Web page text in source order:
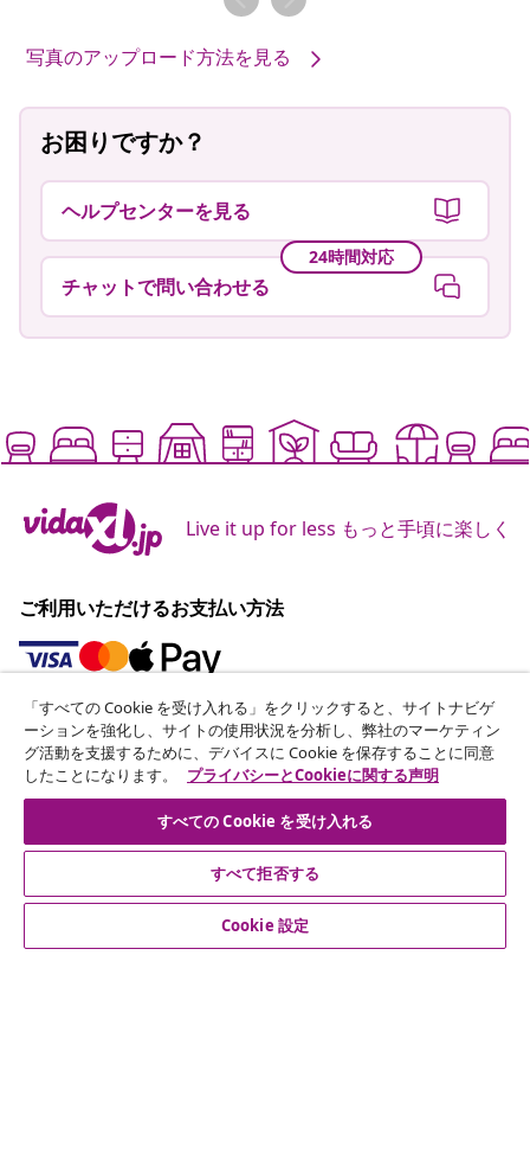
写真のアップロード方法を見る
お困りですか？
ヘルプセンターを見る
24時間対応
チャットで問い合わせる
Live it up for less もっと手頃に楽しく
ご利用いただけるお支払い方法
ニュースレターに登録する
70万人以上のユーザーと一緒に、vidaXLから毎週のお得
な情報や季節限定セール、新着情報を受け取りましょう。
公式SNSアカウント
「すべての Cookie を受け入れる」をクリックすると、サイトナビゲ
ーションを強化し、サイトの使用状況を分析し、弊社のマーケティン
グ活動を支援するために、デバイスに Cookie を保存することに同意
したことになります。
プライバシーとCookieに関する声明
すべての Cookie を受け入れる
すべて拒否する
Cookie 設定